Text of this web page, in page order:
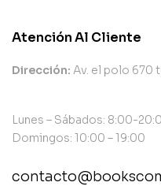
Atención Al Cliente
Dirección: Av. el polo 670
Lunes – Sábados: 8:00-
Domingos: 10:00 – 19:00